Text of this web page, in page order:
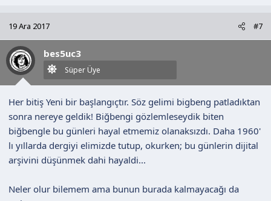
i
l
e
r
19 Ara 2017 #7
bes5uc3
Süper Üye
Her bitiş Yeni bir başlangıçtır. Söz gelimi bigbeng patladıktan
sonra nereye geldik! Biğbengi gözlemleseydik biten
biğbengle bu günleri hayal etmemiz olanaksızdı. Daha 1960'
lı yıllarda dergiyi elimizde tutup, okurken; bu günlerin dijital
arşivini düşünmek dahi hayaldi...
Neler olur bilemem ama bunun burada kalmayacağı da